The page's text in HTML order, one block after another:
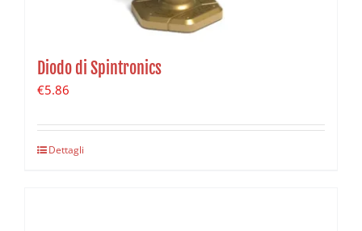
Diodo di Spintronics
€5.86
Dettagli